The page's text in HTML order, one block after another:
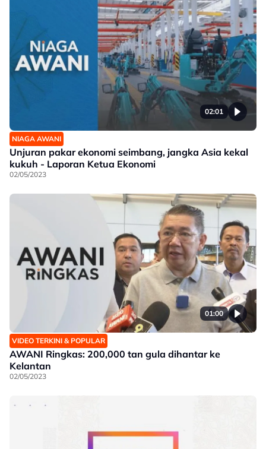
02:01
NIAGA AWANI
Unjuran pakar ekonomi seimbang, jangka Asia kekal
kukuh - Laporan Ketua Ekonomi
02/05/2023
01:00
VIDEO TERKINI & POPULAR
AWANI Ringkas: 200,000 tan gula dihantar ke
Kelantan
02/05/2023